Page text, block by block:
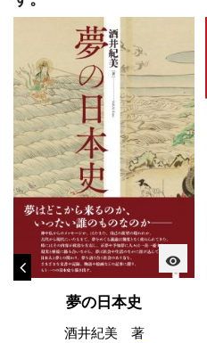
visibility
夢の日本史
酒井紀美 著